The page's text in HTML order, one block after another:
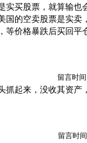
实买股票，就算输也
国的空卖股票是实卖
等价格暴跌后买回平
留言时间
抓起来，没收其资产
留言时